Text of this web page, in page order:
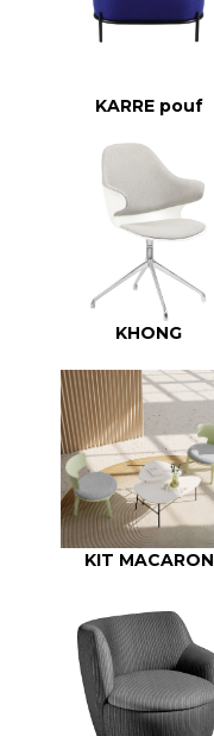
KARRE pouf
KHONG
KIT MACARON